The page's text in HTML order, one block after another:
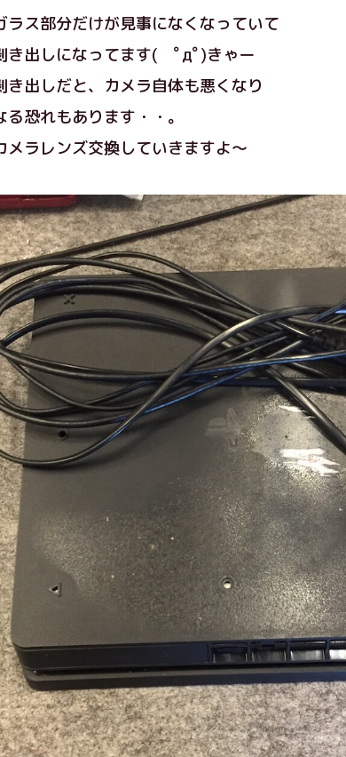
ラス部分だけが見事になくなっていて
き出しになってます( ﾟдﾟ)きゃー
き出しだと、カメラ自体も悪くなり
る恐れもあります・・。
メラレンズ交換していきますよ〜